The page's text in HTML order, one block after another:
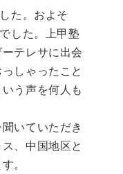
た。およそ
した。上甲塾
テレサに出会
しゃったこと
う声を何人も
いていただき
、中国地区と
。